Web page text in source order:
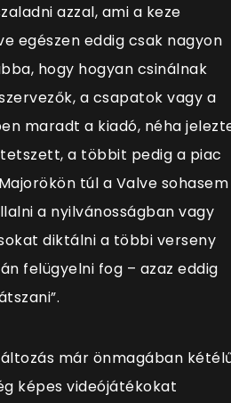
azzal, ami a keze
egészen eddig csak nagyon
hogy hogyan csinálnak
a csapatok vagy a
maradt a kiadó, néha
a többit pedig a piac
túl a Valve sohasem
a nyilvánosságban vagy
diktálni a többi verseny
felügyelni fog – azaz eddig
már önmagában
képes videójátékokat